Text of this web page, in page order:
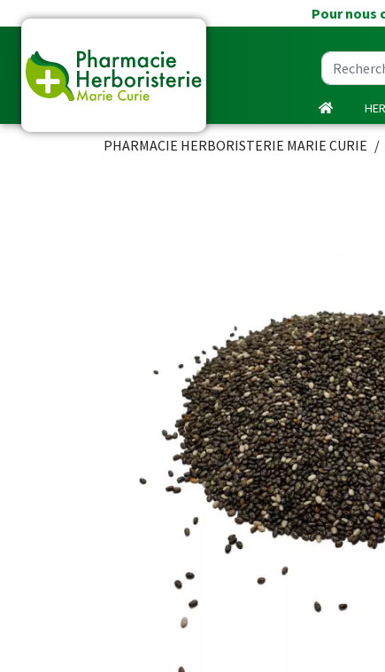
Pour nous
PHARMACIE HERBORISTERIE MARIE CURIE